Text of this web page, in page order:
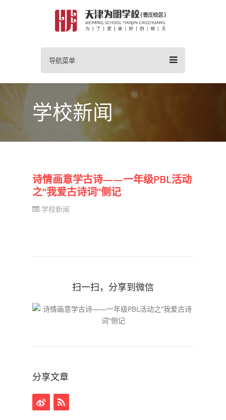
导航菜单
学校新闻
诗情画意学古诗——一年级PBL活动
之“我爱古诗词”侧记
学校新闻
扫一扫，分享到微信
分享文章